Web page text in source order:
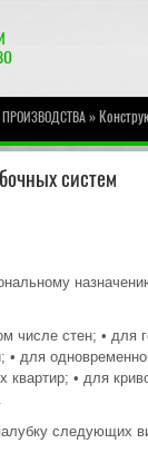
»
систем
числе стен; • для
для
• для
следующих